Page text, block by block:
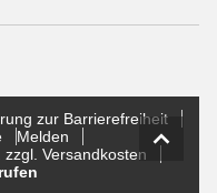
zur Barrierefreiheit
Melden
Versandkosten